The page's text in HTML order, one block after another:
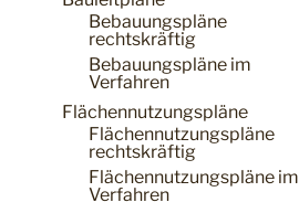
Bebauungspläne
rechtskräftig
Bebauungspläne im
Verfahren
Flächennutzungspläne
Flächennutzungspläne
rechtskräftig
Flächennutzungspläne im
Verfahren